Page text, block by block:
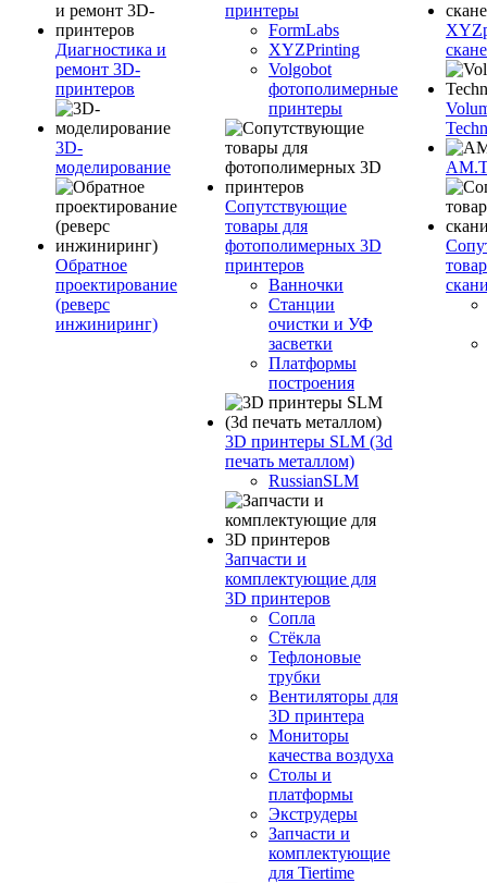
Диагностика и
ремонт 3D-
принтеров
3D-
моделирование
Обратное
проектирование
(реверс
инжиниринг)
принтеры
FormLabs
XYZPrinting
Volgobot
фотополимерные
принтеры
Сопутствующие
товары для
фотополимерных 3D
принтеров
Ванночки
Станции
очистки и УФ
засветки
Платформы
построения
3D принтеры SLM (3d
печать металлом)
RussianSLM
Запчасти и
комплектующие для
3D принтеров
Сопла
Cтёкла
Тефлоновые
трубки
Вентиляторы для
3D принтера
Мониторы
качества воздуха
Столы и
платформы
Экструдеры
Запчасти и
комплектующие
для Tiertime